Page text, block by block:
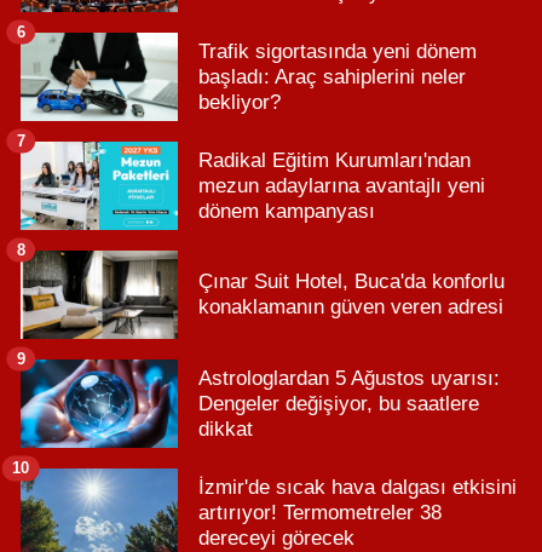
Trafik sigortasında yeni dönem
başladı: Araç sahiplerini neler
bekliyor?
6
Radikal Eğitim Kurumları'ndan
mezun adaylarına avantajlı yeni
dönem kampanyası
7
Çınar Suit Hotel, Buca'da konforlu
konaklamanın güven veren adresi
8
Astrologlardan 5 Ağustos uyarısı:
Dengeler değişiyor, bu saatlere
dikkat
9
İzmir'de sıcak hava dalgası etkisini
artırıyor! Termometreler 38
dereceyi görecek
10